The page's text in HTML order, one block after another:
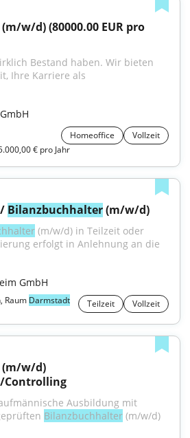
(m/w/d) (80000.00 EUR pro
Bestand haben. Wir bieten
Homeoffice
Vollzeit
€ pro Jahr
Bilanzbuchhalter (m/w/d)
(m/w/d) in Teilzeit oder
erfolgt in Anlehnung an die
GmbH
Raum Darmstadt Teilzeit Vollzeit
(m/w/d)
Controlling
Ausbildung mit
Bilanzbuchhalter (m/w/d)